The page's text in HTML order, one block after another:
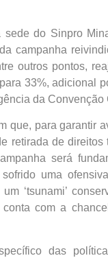
do Sinpro
campanha
outros pontos,
33%, adicional
da
que, para garantir
retirada de
será
uma
‘tsunami’
com a
das